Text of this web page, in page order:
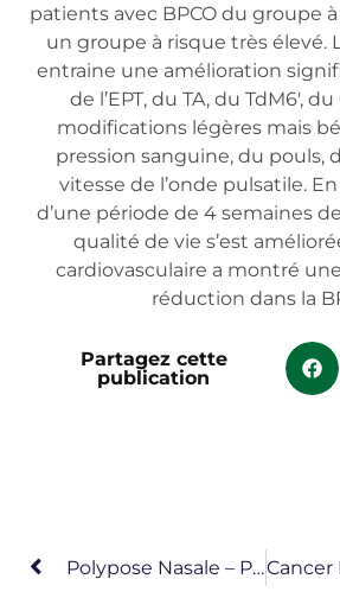
patients avec BPCO du groupe
un groupe à risque très élevé.
entraine une amélioration
de l’EPT, du TA, du TdM6′,
modifications légères mais
pression sanguine, du pouls,
vitesse de l’onde pulsatile.
d’une période de 4 semaines
qualité de vie s’est
cardiovasculaire a montré
réduction dans la
Partagez cette
publication
Polypose Nasale – Périostine